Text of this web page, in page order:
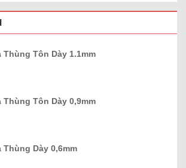
Thùng Tôn Dày 1.1mm
Thùng Tôn Dày 0,9mm
Thùng Dày 0,6mm